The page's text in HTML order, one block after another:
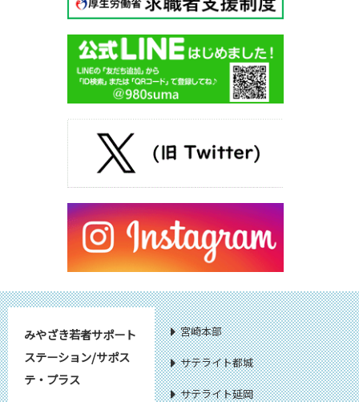
みやざき若者サポート
ステーション/サポス
テ・プラス
宮崎本部
サテライト都城
サテライト延岡